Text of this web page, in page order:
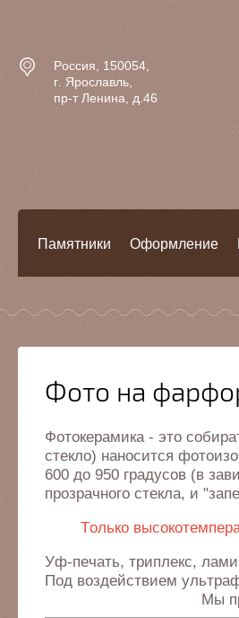
Россия, 150054,
г. Ярославль,
пр-т Ленина, д.46
Памятники Оформление
Фото на
Фотокерамика - это
стекло) наносится
600 до 950 градусов (в
прозрачного стекла, и
Только
Уф-печать, триплекс,
Под воздействием
Мы